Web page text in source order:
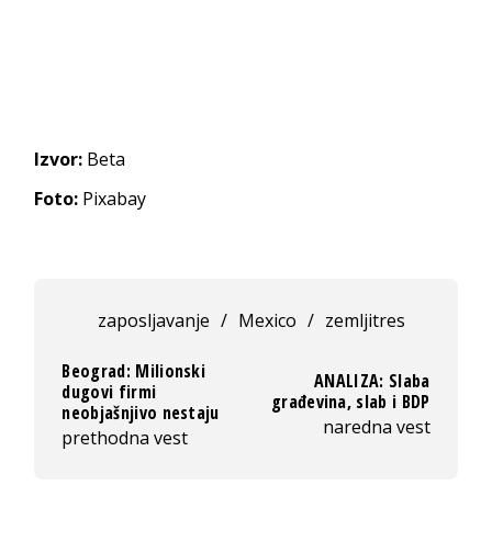
Izvor: Beta
Foto: Pixabay
zaposljavanje / Mexico / zemljitres
Beograd: Milionski
dugovi firmi
neobjašnjivo nestaju
prethodna vest
ANALIZA: Slaba
građevina, slab i BDP
naredna vest